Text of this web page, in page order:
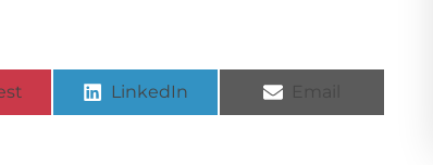
LinkedIn